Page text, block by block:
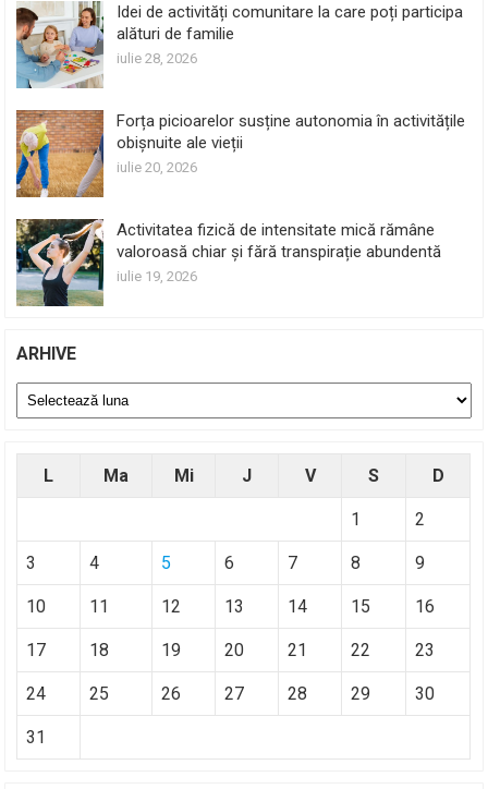
Idei de activități comunitare la care poți participa
alături de familie
iulie 28, 2026
Forța picioarelor susține autonomia în activitățile
obișnuite ale vieții
iulie 20, 2026
Activitatea fizică de intensitate mică rămâne
valoroasă chiar și fără transpirație abundentă
iulie 19, 2026
ARHIVE
Arhive
L Ma Mi J V S D
1 2
3 4 5 6 7 8 9
10 11 12 13 14 15 16
17 18 19 20 21 22 23
24 25 26 27 28 29 30
31